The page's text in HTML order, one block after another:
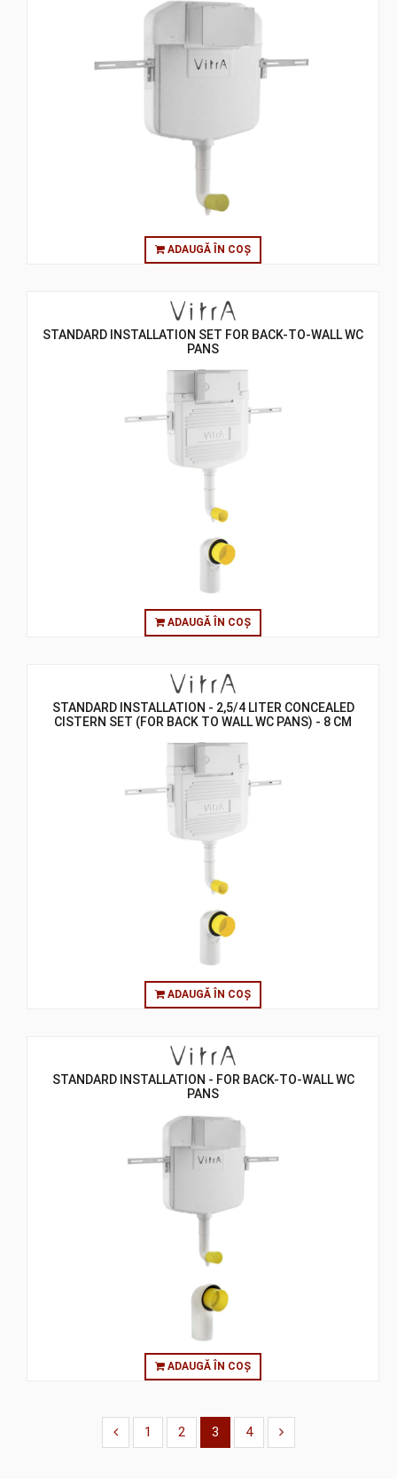
ADAUGĂ ÎN COȘ
STANDARD INSTALLATION SET FOR BACK-TO-WALL WC
PANS
ADAUGĂ ÎN COȘ
STANDARD INSTALLATION - 2,5/4 LITER CONCEALED
CISTERN SET (FOR BACK TO WALL WC PANS) - 8 CM
ADAUGĂ ÎN COȘ
STANDARD INSTALLATION - FOR BACK-TO-WALL WC
PANS
ADAUGĂ ÎN COȘ
1 2 3 4